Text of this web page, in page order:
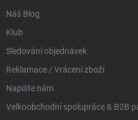
Náš Blog
Klub
Sledování objednávek
Reklamace / Vrácení zboží
Napište nám
Velkoobchodní spolupráce & B2B